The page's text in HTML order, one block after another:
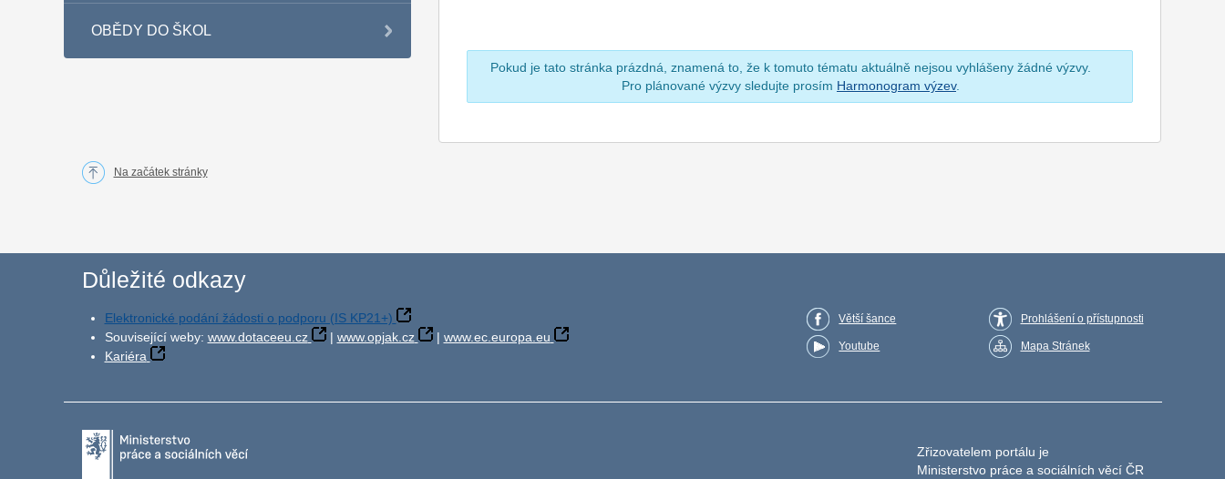
OBĚDY DO ŠKOL
Pokud je tato stránka prázdná, znamená to, že k tomuto tématu aktuálně nejsou vyhlášeny žádné výzvy.
Pro plánované výzvy sledujte prosím Harmonogram výzev.
Na začátek stránky
Důležité odkazy
Elektronické podání žádosti o podporu (IS KP21+)
Související weby: www.dotaceeu.cz | www.opjak.cz | www.ec.europa.eu
Kariéra
Větší šance
Youtube
Prohlášení o přístupnosti
Mapa Stránek
Zřizovatelem portálu je
Ministerstvo práce a sociálních věcí ČR